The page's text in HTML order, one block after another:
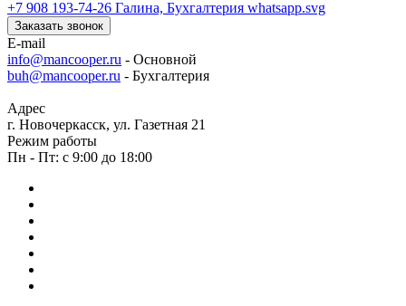
+7 908 193-74-26 Галина, Бухгалтерия
Заказать звонок
E-mail
info@mancooper.ru - Основной
buh@mancooper.ru - Бухгалтерия
Адрес
г. Новочеркасск, ул. Газетная 21
Режим работы
Пн - Пт: с 9:00 до 18:00